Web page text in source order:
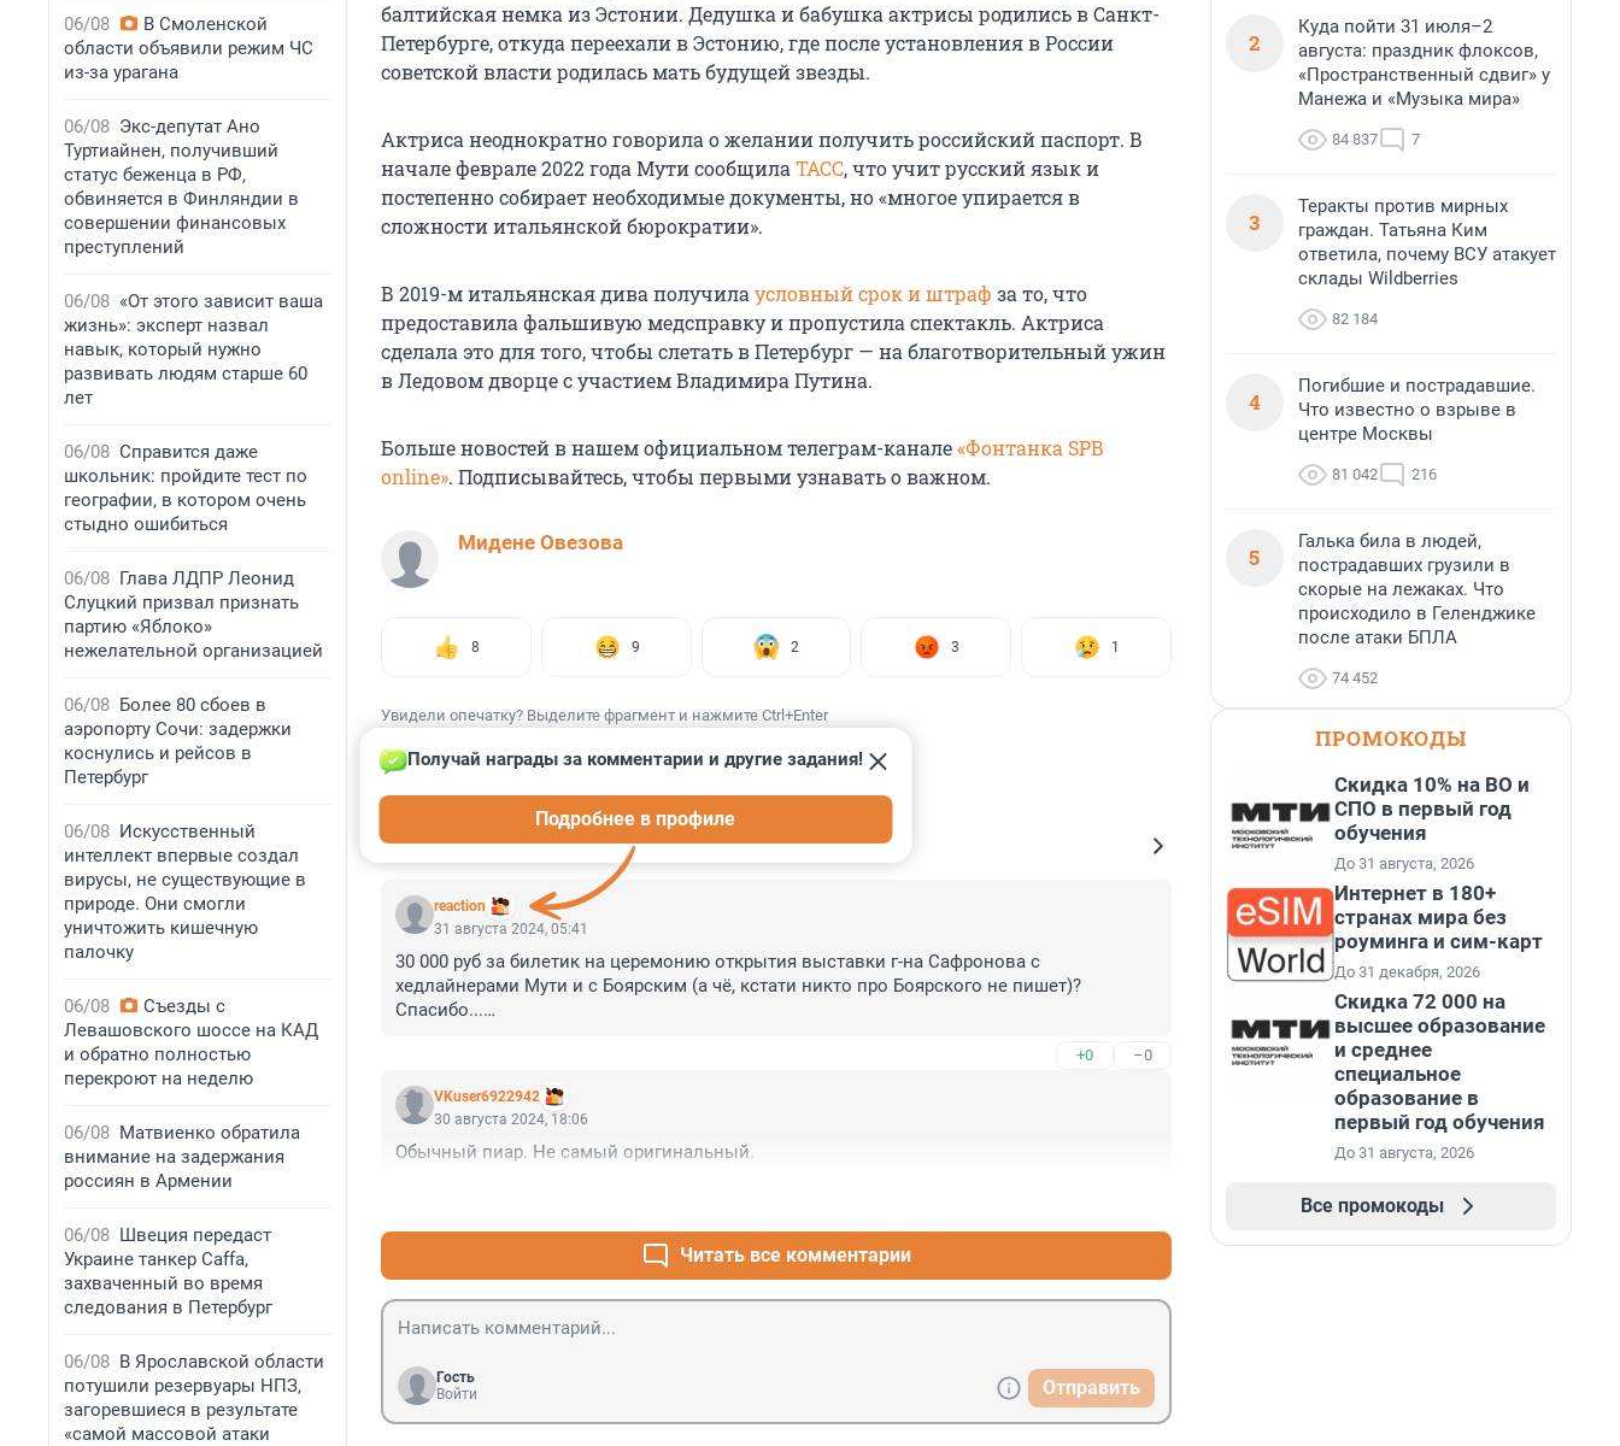
06/08
В Смоленской
области объявили режим ЧС
из-за урагана
06/08 Экс-депутат Ано
Туртиайнен, получивший
статус беженца в РФ,
обвиняется в Финляндии в
совершении финансовых
преступлений
06/08 «От этого зависит ваша
жизнь»: эксперт назвал
навык, который нужно
развивать людям старше 60
лет
06/08 Справится даже
школьник: пройдите тест по
географии, в котором очень
стыдно ошибиться
06/08 Глава ЛДПР Леонид
Слуцкий призвал признать
партию «Яблоко»
нежелательной организацией
06/08 Более 80 сбоев в
аэропорту Сочи: задержки
коснулись и рейсов в
Петербург
06/08 Искусственный
интеллект впервые создал
вирусы, не существующие в
природе. Они смогли
уничтожить кишечную
палочку
06/08
Съезды с
Левашовского шоссе на КАД
и обратно полностью
перекроют на неделю
06/08 Матвиенко обратила
внимание на задержания
россиян в Армении
06/08 Швеция передаст
Украине танкер Caffa,
захваченный во время
следования в Петербург
06/08 В Ярославской области
потушили резервуары НПЗ,
загоревшиеся в результате
«самой массовой атаки
балтийская немка из Эстонии. Дедушка и бабушка актрисы родились в Санкт-
Петербурге, откуда переехали в Эстонию, где после установления в России
советской власти родилась мать будущей звезды.
Актриса неоднократно говорила о желании получить российский паспорт. В
начале феврале 2022 года Мути сообщила ТАСС, что учит русский язык и
постепенно собирает необходимые документы, но «многое упирается в
сложности итальянской бюрократии».
В 2019-м итальянская дива получила условный срок и штраф за то, что
предоставила фальшивую медсправку и пропустила спектакль. Актриса
сделала это для того, чтобы слетать в Петербург — на благотворительный ужин
в Ледовом дворце с участием Владимира Путина.
Больше новостей в нашем официальном телеграм-канале«Фонтанка SPB
online». Подписывайтесь, чтобы первыми узнавать о важном.
Мидене Овезова
8 9 2 3 1
Увидели опечатку? Выделите фрагмент и нажмите Ctrl+Enter
КОММЕНТАРИИ 12
reaction
Получай награды за комментарии и другие задания!
Подробнее в профиле
31 августа 2024, 05:41
30 000 руб за билетик на церемонию открытия выставки г-на Сафронова с
хедлайнерами Мути и с Боярским (а чё, кстати никто про Боярского не пишет)?
Спасибо...
+0 –0
VKuser6922942
30 августа 2024, 18:06
Обычный пиар. Не самый оригинальный.
Читать все комментарии
Гость
Войти
Отправить
2
Куда пойти 31 июля–2
августа: праздник флоксов,
«Пространственный сдвиг» у
Манежа и «Музыка мира»
84 837 7
3
Теракты против мирных
граждан. Татьяна Ким
ответила, почему ВСУ атакует
склады Wildberries
82 184
4
Погибшие и пострадавшие.
Что известно о взрыве в
центре Москвы
81 042 216
5
Галька била в людей,
пострадавших грузили в
скорые на лежаках. Что
происходило в Геленджике
после атаки БПЛА
74 452
ПРОМОКОДЫ
Скидка 10% на ВО и
СПО в первый год
обучения
До 31 августа, 2026
Интернет в 180+
странах мира без
роуминга и сим-карт
До 31 декабря, 2026
Скидка 72 000 на
высшее образование
и среднее
специальное
образование в
первый год обучения
До 31 августа, 2026
Все промокоды